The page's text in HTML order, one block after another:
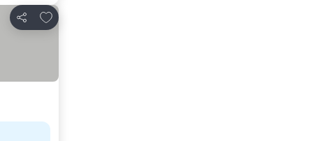
Bagikan
Tambahkan ke favorit